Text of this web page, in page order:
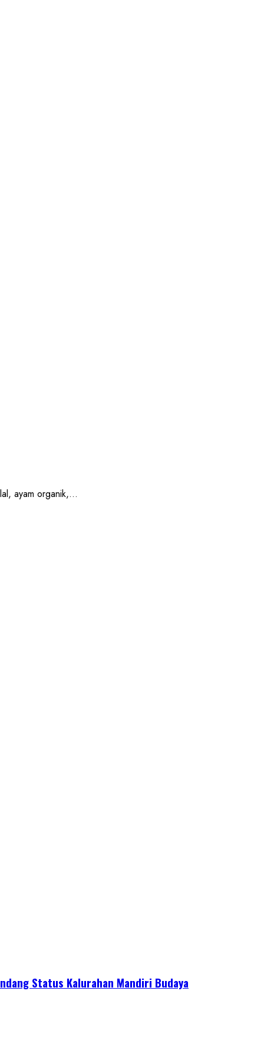
ayam organik,...
Status Kalurahan Mandiri Budaya